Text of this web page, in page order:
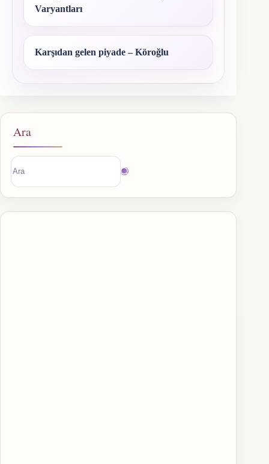
Varyantları
Karşıdan gelen piyade – Köroğlu
Ara